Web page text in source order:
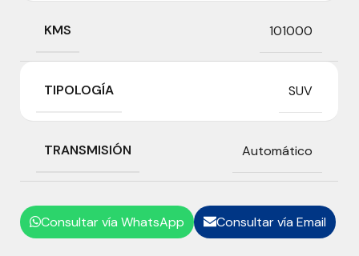
KMS 101000
TIPOLOGÍA SUV
TRANSMISIÓN Automático
Consultar vía WhatsApp Consultar vía Email